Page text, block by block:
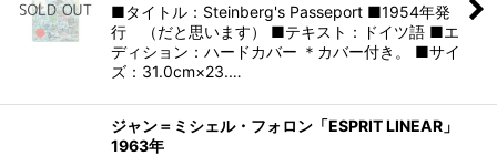
■タイトル：Steinberg's Passeport ■1954年発
行 （だと思います） ■テキスト：ドイツ語 ■エ
ディション：ハードカバー ＊カバー付き。 ■サイ
ズ：31.0cm×23.…
ジャン＝ミシェル・フォロン「ESPRIT LINEAR」
1963年